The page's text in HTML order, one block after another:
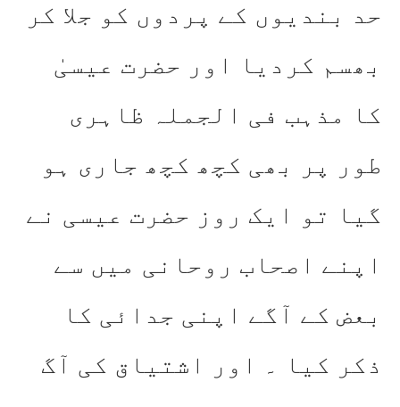
حد بندیوں کے پردوں کو جلا کر
بھسم کردیا اور حضرت عیسیٰ
کا مذہب فی الجملہ ظاہری
طور پر بھی کچھ کچھ جاری ہو
گیا تو ایک روز حضرت عیسی نے
اپنے اصحاب روحانی میں سے
بعض کے آگے اپنی جدائی کا
ذکر کیا ۔ اور اشتیاق کی آگ